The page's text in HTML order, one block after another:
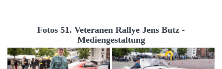
Fotos 51. Veteranen Rallye Jens Butz -
Mediengestaltung